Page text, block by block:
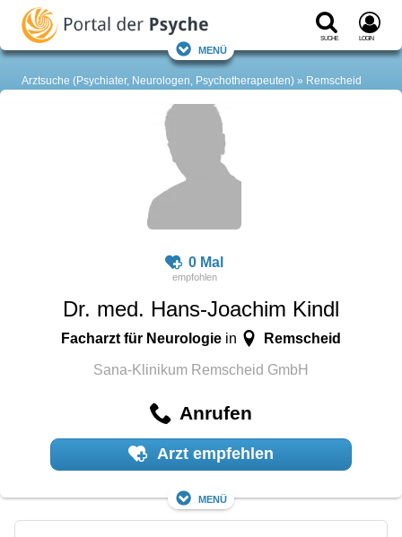
Suche Login
Menü
Arztsuche (Psychiater, Neurologen, Psychotherapeuten) Remscheid
0 Mal
Dr. med. Hans-Joachim Kindl
Facharzt für Neurologie in Remscheid
Sana-Klinikum Remscheid GmbH
Anrufen
Arzt empfehlen
Menü